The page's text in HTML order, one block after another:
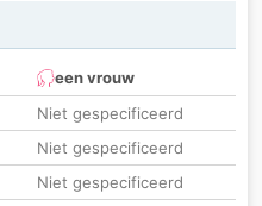
een vrouw
Niet gespecificeerd
Niet gespecificeerd
Niet gespecificeerd